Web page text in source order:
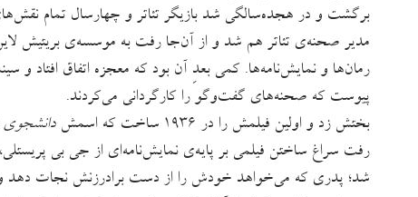
برگشت و در هجده‌سالگی شد بازیگر تئاتر و چهارسال تمام
مدیر صحنه‌ی تئاتر هم شد و از آن‌جا رفت به موسسه‌ی بریتیش لاین
رمان‌ها و نمایش‌نامه‌ها. کمی بعدِ آن بود که معجزه اتفاق افتاد
پیوست که صحنه‌های گفت‌وگو را کارگردانی می‌کردند.
بختش زد و اولین فیلمش را در ۱۹۳۶ ساخت که اسمش
دانشجوی
رفت سراغ ساختن فیلمی بر پایه‌ی نمایش‌نامه‌ای از جی بی
شد؛ پدری که می‌خواهد خودش را از دست برادرزنش نجات دهد